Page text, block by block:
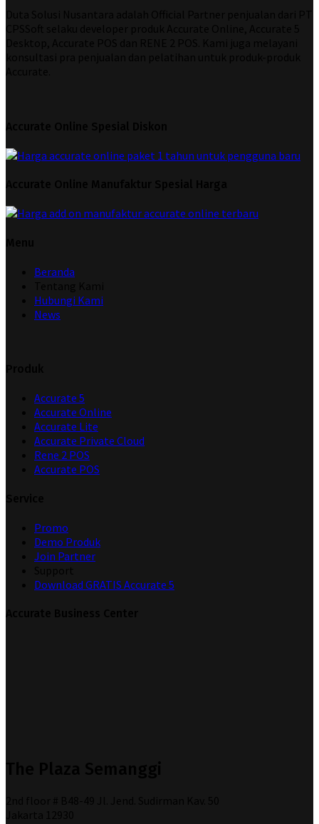
Beranda
Hubungi Kami
News
Accurate 5
Accurate Online
Accurate Lite
Accurate Private Cloud
Rene 2 POS
Accurate POS
Promo
Demo Produk
Join Partner
Download GRATIS Accurate 5